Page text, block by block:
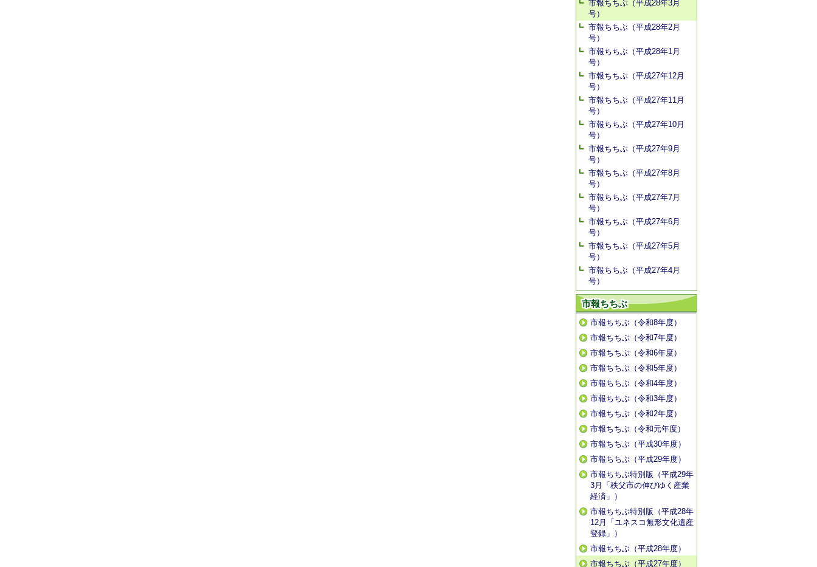
市報ちちぶ（平成28年3月
号）
市報ちちぶ（平成28年2月
号）
市報ちちぶ（平成28年1月
号）
市報ちちぶ（平成27年12月
号）
市報ちちぶ（平成27年11月
号）
市報ちちぶ（平成27年10月
号）
市報ちちぶ（平成27年9月
号）
市報ちちぶ（平成27年8月
号）
市報ちちぶ（平成27年7月
号）
市報ちちぶ（平成27年6月
号）
市報ちちぶ（平成27年5月
号）
市報ちちぶ（平成27年4月
号）
市報ちちぶ
市報ちちぶ（令和8年度）
市報ちちぶ（令和7年度）
市報ちちぶ（令和6年度）
市報ちちぶ（令和5年度）
市報ちちぶ（令和4年度）
市報ちちぶ（令和3年度）
市報ちちぶ（令和2年度）
市報ちちぶ（令和元年度）
市報ちちぶ（平成30年度）
市報ちちぶ（平成29年度）
市報ちちぶ特別版（平成29年
3月「秩父市の伸びゆく産業
経済」）
市報ちちぶ特別版（平成28年
12月「ユネスコ無形文化遺産
登録」）
市報ちちぶ（平成28年度）
市報ちちぶ（平成27年度）